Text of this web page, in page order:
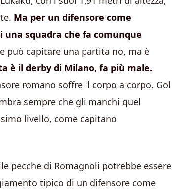
Ma per un difensore come
una squadra che fa comunque
può capitare una partita no, ma è
è il derby di Milano, fa più male.
romano soffre il corpo a corpo. Gol
sempre che gli manchi quel
livello, come capitano
pecche di Romagnoli potrebbe essere
tipico di un difensore come